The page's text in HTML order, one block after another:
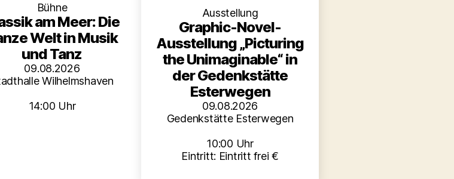
Bühne
am Meer: Die
Welt in Musik
und Tanz
09.08.2026
Wilhelmshaven
14:00 Uhr
Ausstellung
Graphic-Novel-
Ausstellung „Picturing
the Unimaginable“ in
der Gedenkstätte
Esterwegen
09.08.2026
Gedenkstätte Esterwegen
10:00 Uhr
Eintritt: Eintritt frei €